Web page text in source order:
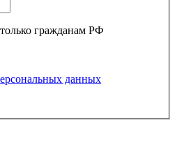
гражданам РФ
данных